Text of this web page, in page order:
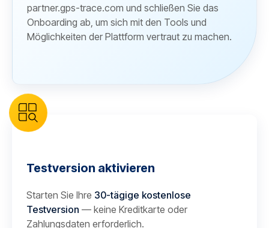
partner.gps-trace.com und schließen Sie das
Onboarding ab, um sich mit den Tools und
Möglichkeiten der Plattform vertraut zu machen.
Testversion aktivieren
Starten Sie Ihre 30-tägige kostenlose
Testversion — keine Kreditkarte oder
Zahlungsdaten erforderlich.